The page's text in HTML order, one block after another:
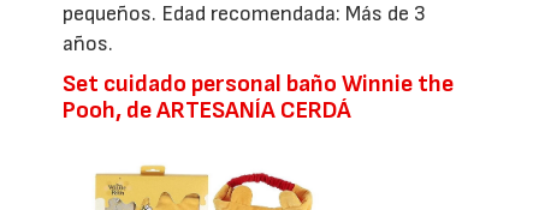
pequeños. Edad recomendada: Más de 3
años.
Set cuidado personal baño Winnie the
Pooh, de ARTESANÍA CERDÁ